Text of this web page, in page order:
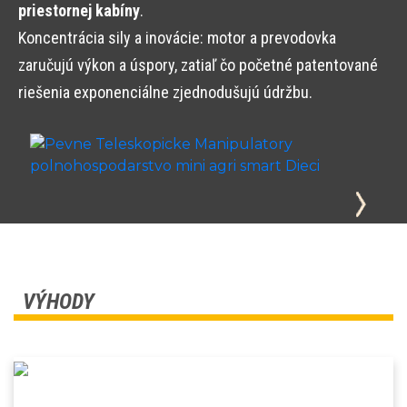
priestornej kabíny.
Koncentrácia sily a inovácie: motor a prevodovka
zaručujú výkon a úspory, zatiaľ čo početné patentované
riešenia exponenciálne zjednodušujú údržbu.
VÝHODY